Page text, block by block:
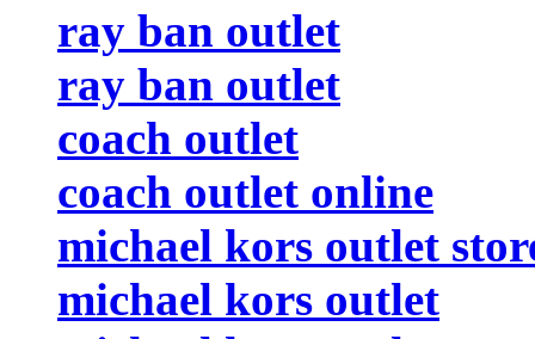
ray ban outlet
ray ban outlet
coach outlet
coach outlet online
michael kors outlet
michael kors outlet